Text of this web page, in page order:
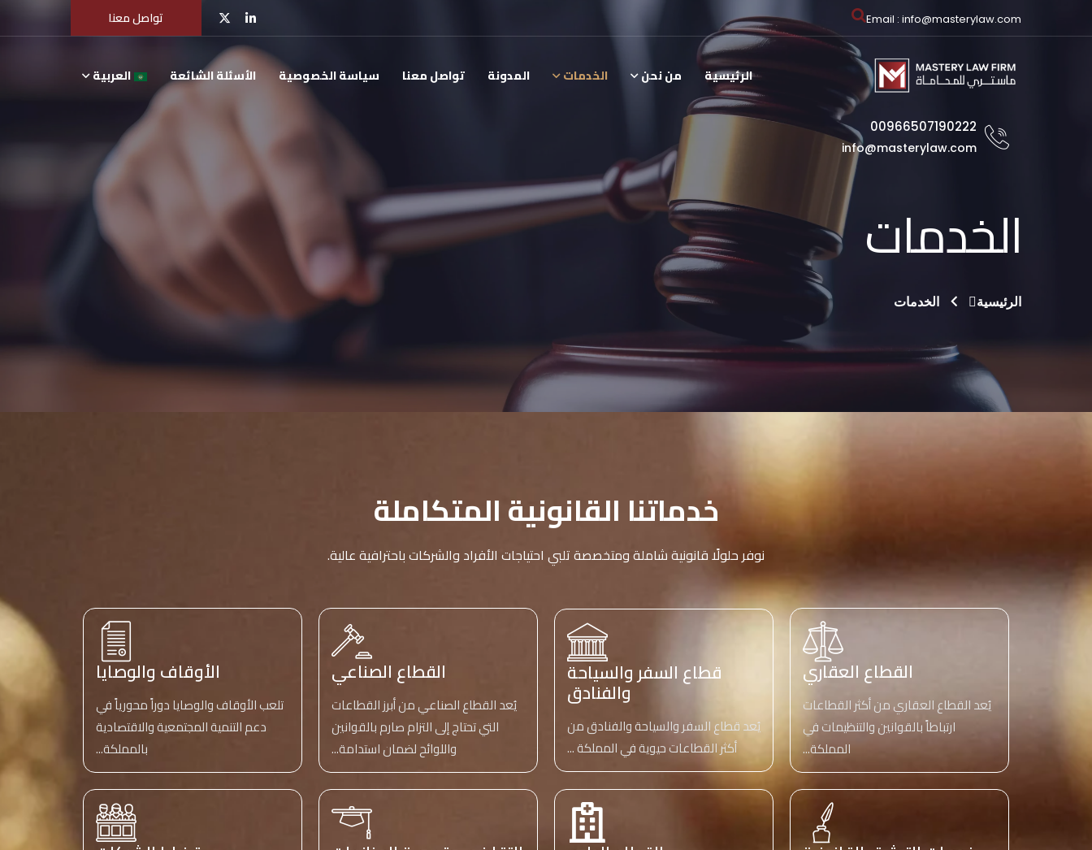
Email : info@masterylaw.com تواصل معنا
الرئيسية من نحن الخدمات المدونة تواصل معنا سياسة الخصوصية الأسئلة الشائعة العربية
00966507190222
info@masterylaw.com
الخدمات
الرئيسية الخدمات
خدماتنا القانونية المتكاملة
نوفر حلولًا قانونية شاملة ومتخصصة تلبي احتياجات الأفراد والشركات باحترافية عالية.
القطاع العقاري
يُعد القطاع العقاري من أكثر القطاعات
ارتباطاً بالقوانين والتنظيمات في
المملكة...
قطاع السفر والسياحة
والفنادق
يُعد قطاع السفر والسياحة والفنادق من
أكثر القطاعات حيوية في المملكة ...
القطاع الصناعي
يُعد القطاع الصناعي من أبرز القطاعات
التي تحتاج إلى التزام صارم بالقوانين
واللوائح لضمان استدامة...
الأوقاف والوصايا
تلعب الأوقاف والوصايا دوراً محورياً في
دعم التنمية المجتمعية والاقتصادية
بالمملكة...